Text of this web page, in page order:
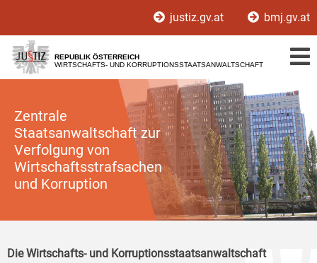
[1]
[2]
justiz.gv.at bmj.gv.at
REPUBLIK ÖSTERREICH
WIRTSCHAFTS- UND KORRUPTIONSSTAATSANWALTSCHAFT
Zentrale
Staatsanwaltschaft zur
Verfolgung von
Wirtschaftsstrafsachen
und Korruption
Die Wirtschafts- und Korruptionsstaatsanwaltschaft